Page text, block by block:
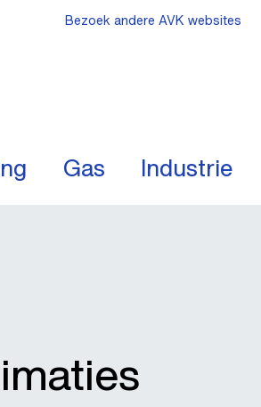
Gas Industrie
Bezoek andere AVK websites